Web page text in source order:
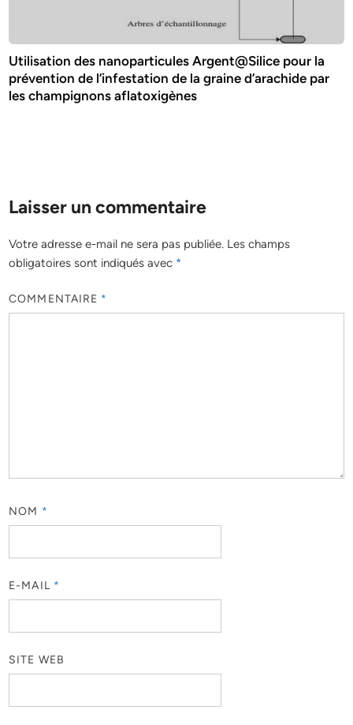
Utilisation des nanoparticules Argent@Silice pour la
prévention de l’infestation de la graine d’arachide par
les champignons aflatoxigènes
Laisser un commentaire
Votre adresse e-mail ne sera pas publiée. Les champs
obligatoires sont indiqués avec *
COMMENTAIRE *
NOM *
E-MAIL *
SITE WEB